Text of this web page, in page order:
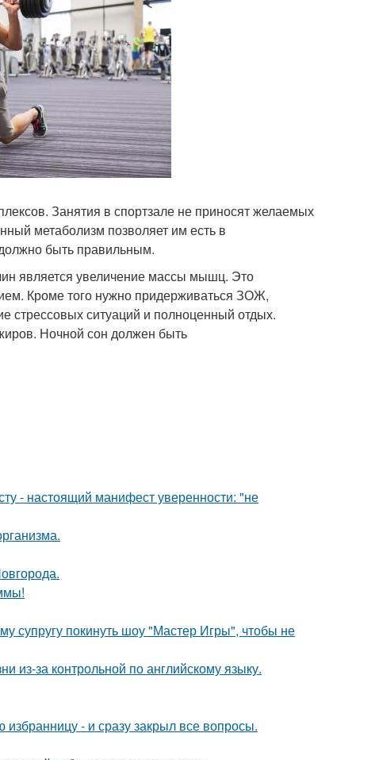
Занятия в спортзале не приносят желаемых
метаболизм позволяет им есть в
быть правильным.
является увеличение массы мышц. Это
Кроме того нужно придерживаться ЗОЖ,
стрессовых ситуаций и полноценный отдых.
Ночной сон должен быть
- настоящий манифест уверенности: "не
супругу покинуть шоу "Мастер Игры", чтобы не
из-за контрольной по английскому языку.
- и сразу закрыл все вопросы.